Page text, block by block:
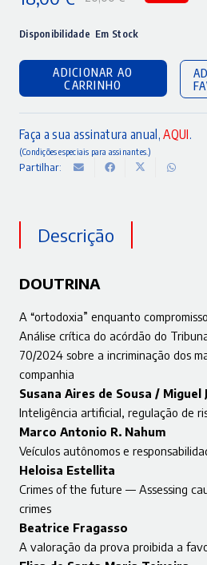
preço
original
era:
20,00 €.
preço
atual
é:
18,00 €.
Disponibilidade Em Stock
ADICIONAR AO
CARRINHO
Faça a sua assinatura anual,AQUI.
(Condições especiais para assinantes.)
Partilhar:
Descrição
DOUTRINA
A “ortodoxia” enquanto
Análise crítica do acórdão do
70/2024 sobre a incriminação dos
companhia
Susana Aires de Sousa / Miguel
Inteligência artificial, regulação de
Marco Antonio R. Nahum
Veículos autônomos e
Heloisa Estellita
Crimes of the future — Assessing
crimes
Beatrice Fragasso
A valoração da prova proibida a